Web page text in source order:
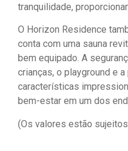
tranquilidade,
O Horizon Residence
conta com uma sauna
bem equipado. A
crianças, o playground e
características
bem-estar em um dos
(Os valores estão